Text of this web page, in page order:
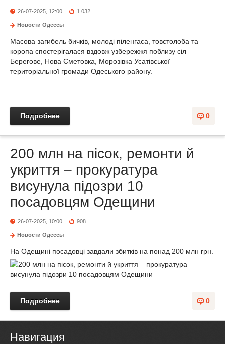
26-07-2025, 12:00 1 032
Новости Одессы
Масова загибель бичків, молоді піленгаса, товстолоба та
коропа спостерігалася вздовж узбережжя поблизу сіл
Берегове, Нова Єметовка, Морозівка Усатівської
територіальної громади Одеського району.
0
Подробнее
200 млн на пісок, ремонти й
укриття – прокуратура
висунула підозри 10
посадовцям Одещини
26-07-2025, 10:00 908
Новости Одессы
На Одещині посадовці завдали збитків на понад 200 млн грн.
0
Подробнее
Навигация